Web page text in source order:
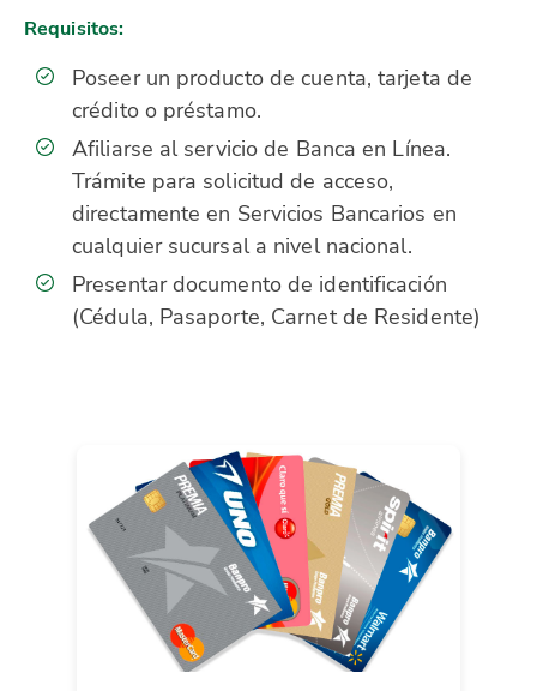
Requisitos:
Poseer un producto de cuenta, tarjeta de
crédito o préstamo.
Afiliarse al servicio de Banca en Línea.
Trámite para solicitud de acceso,
directamente en Servicios Bancarios en
cualquier sucursal a nivel nacional.
Presentar documento de identificación
(Cédula, Pasaporte, Carnet de Residente)